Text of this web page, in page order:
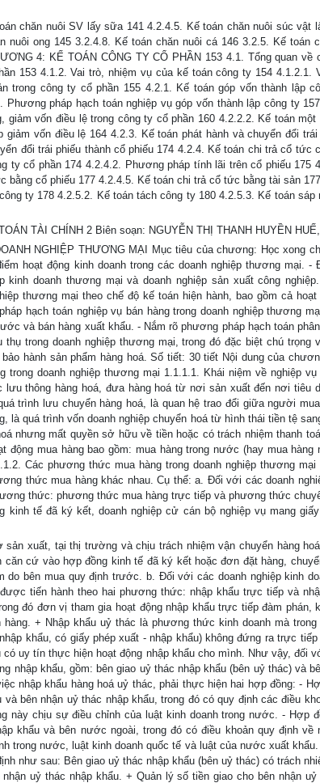
chăn nuôi SV lấy sữa 141 4.2.4.5. Kế toán chăn nuôi súc vật
nuôi ong 145 3.2.4.8. Kế toán chăn nuôi cá 146 3.2.5. Kế toán
4: KẾ TOÁN CÔNG TY CỔ PHẦN 153 4.1. Tổng quan về
153 4.1.2. Vai trò, nhiệm vụ của kế toán công ty 154 4.1.2.1.
trong công ty cổ phần 155 4.2.1. Kế toán góp vốn thành lập
pháp hạch toán nghiệp vụ góp vốn thành lập công ty
vốn điều lệ trong công ty cổ phần 160 4.2.2.2. Kế toán
vốn điều lệ 164 4.2.3. Kế toán phát hành và chuyển đổi trái
đổi trái phiếu thành cổ phiếu 174 4.2.4. Kế toán chi trả cổ tức
ty cổ phần 174 4.2.4.2. Phương pháp tính lãi trên cổ phiếu 175
cổ phiếu 177 4.2.4.5. Kế toán chi trả cổ tức bằng tài sản
ty 178 4.2.5.2. Kế toán tách công ty 180 4.2.5.3. Kế toán sáp
TÀI CHÍNH 2 Biên soạn: NGUYỄN THỊ THANH HUYỀN
NGHIỆP THƯƠNG MẠI Mục tiêu của chương: Học xong
hoạt động kinh doanh trong các doanh nghiệp thương mại. -
doanh thương mại và doanh nghiệp sản xuất công
thương mại theo chế độ kế toán hiện hành, bao gồm cả hoạt
hạch toán nghiệp vụ bán hàng trong doanh nghiệp thương
và bán hàng xuất khẩu. - Nắm rõ phương pháp hạch toán
trong doanh nghiệp thương mại, trong đó đặc biệt chú trọng
hành sản phẩm hàng hoá. Số tiết: 30 tiết Nội dung của
doanh nghiệp thương mại 1.1.1.1. Khái niệm về nghiệp vụ
thông hàng hoá, đưa hàng hoá từ nơi sản xuất đến nơi tiêu
trình lưu chuyển hàng hoá, là quan hệ trao đổi giữa người
là quá trình vốn doanh nghiệp chuyển hoá từ hình thái tiền tệ
nhưng mất quyền sở hữu về tiền hoặc có trách nhiệm thanh
mua hàng bao gồm: mua hàng trong nước (hay mua hàng
Các phương thức mua hàng trong doanh nghiệp thương mại
thức mua hàng khác nhau. Cụ thể: a. Đối với các doanh
thức: phương thức mua hàng trực tiếp và phương thức
tế đã ký kết, doanh nghiệp cử cán bộ nghiệp vụ mang
xuất, tại thị trường và chịu trách nhiệm vận chuyển hàng
cứ vào hợp đồng kinh tế đã ký kết hoặc đơn đặt hàng,
do bên mua quy định trước. b. Đối với các doanh nghiệp kinh
tiến hành theo hai phương thức: nhập khẩu trực tiếp và
đó đơn vị tham gia hoạt động nhập khẩu trực tiếp đàm phán,
+ Nhập khẩu uỷ thác là phương thức kinh doanh mà
khẩu, có giấy phép xuất - nhập khẩu) không đứng ra trực tiếp
uy tín thực hiện hoạt động nhập khẩu cho mình. Như vậy, đối
nhập khẩu, gồm: bên giao uỷ thác nhập khẩu (bên uỷ thác) và
nhập khẩu hàng hoá uỷ thác, phải thực hiện hai hợp đồng: -
bên nhận uỷ thác nhập khẩu, trong đó có quy định các điều
này chịu sự điều chỉnh của luật kinh doanh trong nước. - Hợp
khẩu và bên nước ngoài, trong đó có điều khoản quy định về
trong nước, luật kinh doanh quốc tế và luật của nước xuất
như sau: Bên giao uỷ thác nhập khẩu (bên uỷ thác) có trách
uỷ thác nhập khẩu. + Quản lý số tiền giao cho bên nhận uỷ